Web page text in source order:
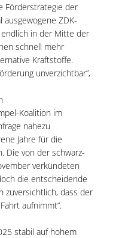
Förderstrategie der
ausgewogene ZDK-
in der Mitte der
schnell mehr
Kraftstoffe.
unverzichtbar”,
Koalition im
nahezu
Jahre für die
Die von der schwarz-
verkündeten
die entscheidende
zuversichtlich, dass der
aufnimmt“.
stabil auf hohem